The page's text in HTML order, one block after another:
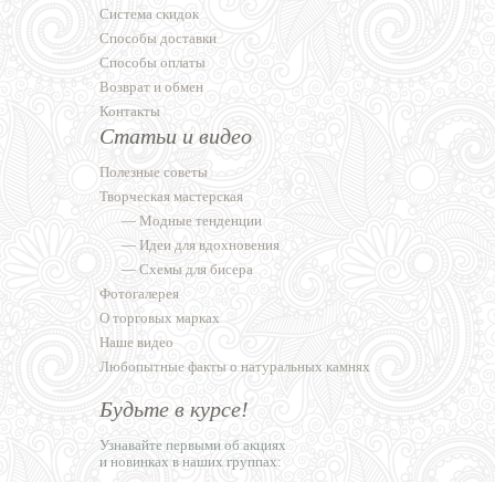
Система скидок
Способы доставки
Способы оплаты
Возврат и обмен
Контакты
Статьи и видео
Полезные советы
Творческая мастерская
— Модные тенденции
— Идеи для вдохновения
— Схемы для бисера
Фотогалерея
О торговых марках
Наше видео
Любопытные факты о натуральных камнях
Будьте в курсе!
Узнавайте первыми об акциях
и новинках в наших группах: